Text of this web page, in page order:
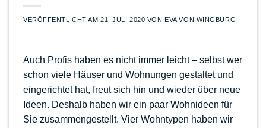
VERÖFFENTLICHT AM21. JULI 2020 VONEVA VON WINGBURG
Auch Profis haben es nicht immer leicht – selbst wer
schon viele Häuser und Wohnungen gestaltet und
eingerichtet hat, freut sich hin und wieder über neue
Ideen. Deshalb haben wir ein paar Wohnideen für
Sie zusammengestellt. Vier Wohntypen haben wir